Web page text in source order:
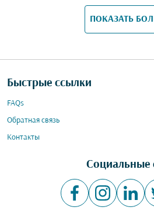
ПОКАЗАТЬ
Быстрые ссылки
FAQs
Обратная связь
Контакты
Социальные